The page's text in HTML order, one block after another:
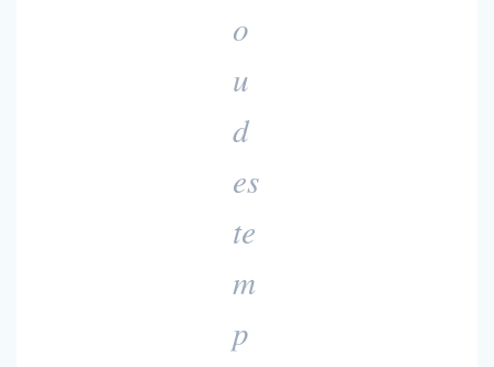
o
u
d
es
te
m
p